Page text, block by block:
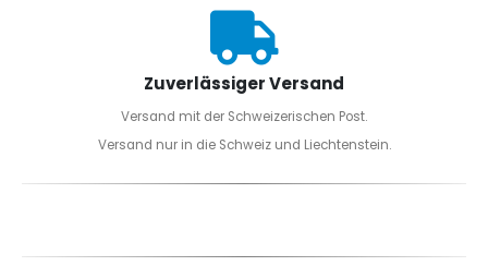
Zuverlässiger Versand
Versand mit der Schweizerischen Post.
Versand nur in die Schweiz und Liechtenstein.